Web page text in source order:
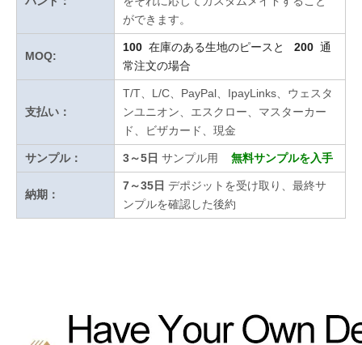
ができます。
MOQ:
100 在庫のある生地のピースと 200 通
常注文の場合
支払い：
T/T、L/C、PayPal、IpayLinks、ウェスタ
ンユニオン、エスクロー、マスターカー
ド、ビザカード、現金
サンプル： 3～5日 サンプル用 無料サンプルを入手
納期：
7～35日 デポジットを受け取り、最終サ
ンプルを確認した後約